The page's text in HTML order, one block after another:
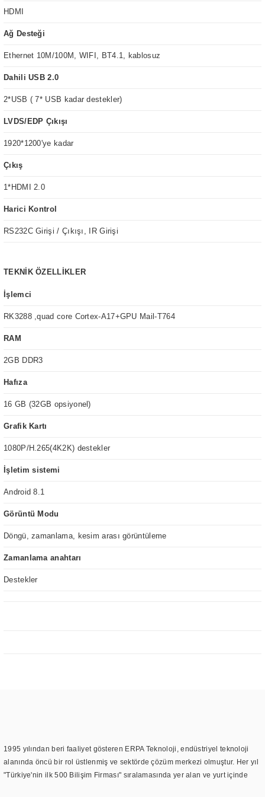
HDMI
Ağ Desteği
Ethernet 10M/100M, WIFI, BT4.1, kablosuz
Dahili USB 2.0
2*USB ( 7* USB kadar destekler)
LVDS/EDP Çıkışı
1920*1200'ye kadar
Çıkış
1*HDMI 2.0
Harici Kontrol
RS232C Girişi / Çıkışı, IR Girişi
TEKNİK ÖZELLİKLER
İşlemci
RK3288 ,quad core Cortex-A17+GPU Mail-T764
RAM
2GB DDR3
Hafıza
16 GB (32GB opsiyonel)
Grafik Kartı
1080P/H.265(4K2K) destekler
İşletim sistemi
Android 8.1
Görüntü Modu
Döngü, zamanlama, kesim arası görüntüleme
Zamanlama anahtarı
Destekler
1995 yılından beri faaliyet gösteren ERPA Teknoloji, endüstriyel teknoloji
alanında öncü bir rol üstlenmiş ve sektörde çözüm merkezi olmuştur. Her yıl
"Türkiye'nin ilk 500 Bilişim Firması" sıralamasında yer alan ve yurt içinde